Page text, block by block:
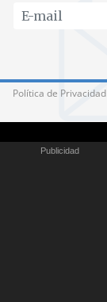
Política de Privacidad